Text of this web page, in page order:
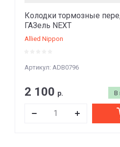
Колодки тормозные
ГАЗель NEXT
Allied Nippon
Артикул: ADB0796
В
2 100 р.